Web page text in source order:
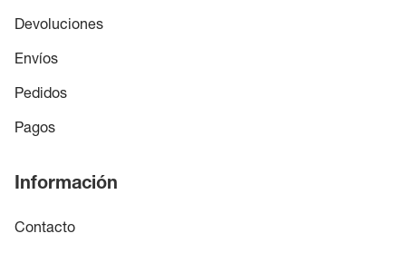
Devoluciones
Envíos
Pedidos
Pagos
Información
Contacto